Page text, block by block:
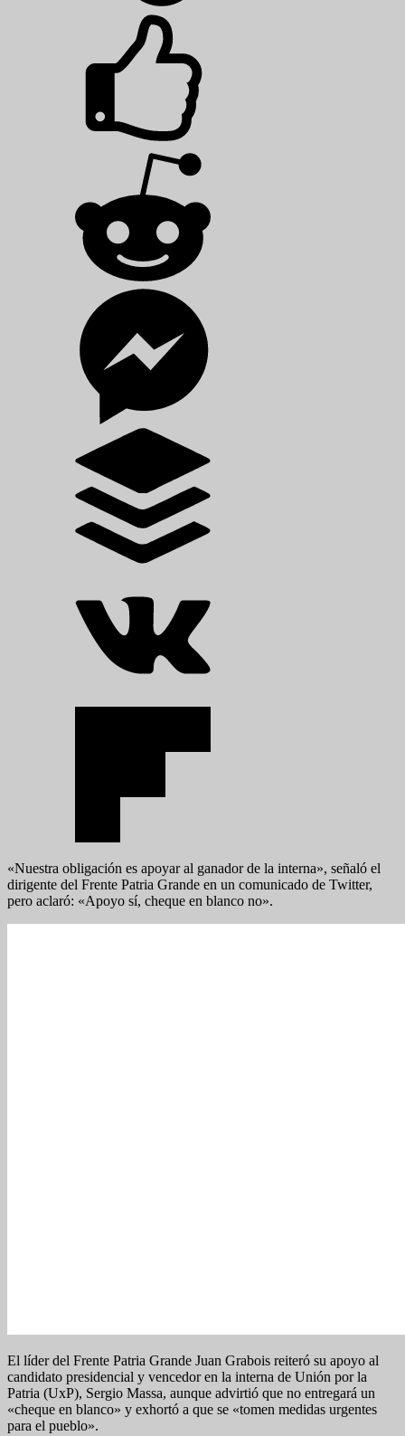
«Nuestra obligación es apoyar al ganador de la interna», señaló el
dirigente del Frente Patria Grande en un comunicado de Twitter,
pero aclaró: «Apoyo sí, cheque en blanco no».
El líder del Frente Patria Grande Juan Grabois reiteró su apoyo al
candidato presidencial y vencedor en la interna de Unión por la
Patria (UxP), Sergio Massa, aunque advirtió que no entregará un
«cheque en blanco» y exhortó a que se «tomen medidas urgentes
para el pueblo».